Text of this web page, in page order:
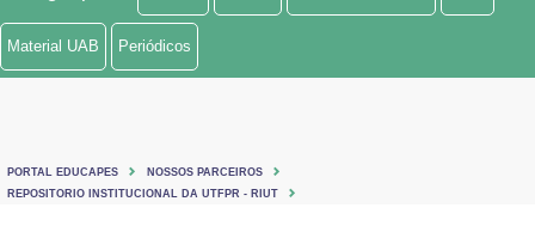
Ministério de Minas e Energia
Ministério do Turismo
Material UAB Periódicos
PORTAL EDUCAPES
NOSSOS PARCEIROS
REPOSITORIO INSTITUCIONAL DA UTFPR - RIUT